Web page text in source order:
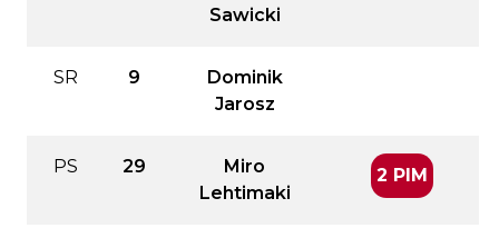
Sawicki
SR 9
Dominik
Jarosz
PS 29
Miro
Lehtimaki
2 PIM